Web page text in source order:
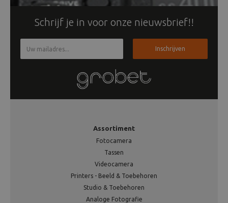
Schrijf je in voor onze nieuwsbrief!!
Inschrijven
Assortiment
Fotocamera
Tassen
Videocamera
Printers - Beeld & Toebehoren
Studio & Toebehoren
Analoge Fotografie